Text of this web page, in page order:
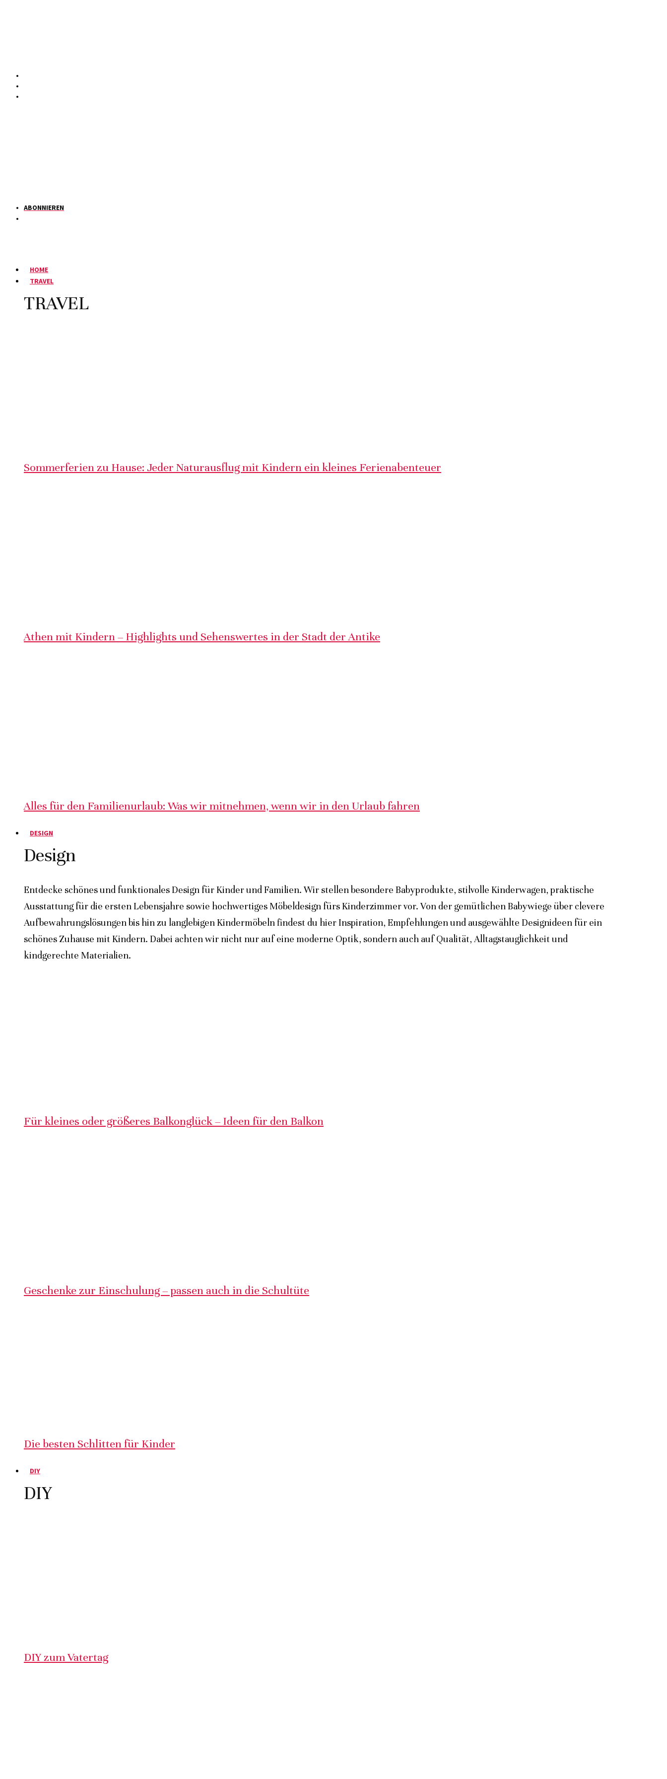
ABONNIEREN
HOME
TRAVEL
TRAVEL
Sommerferien zu Hause: Jeder Naturausflug mit Kindern ein kleines Ferienabenteuer
Athen mit Kindern – Highlights und Sehenswertes in der Stadt der Antike
Alles für den Familienurlaub: Was wir mitnehmen, wenn wir in den Urlaub fahren
DESIGN
Design
Entdecke schönes und funktionales Design für Kinder und Familien. Wir stellen besondere Babyprodukte, stilvolle Kinderwagen, praktische
Ausstattung für die ersten Lebensjahre sowie hochwertiges Möbeldesign fürs Kinderzimmer vor. Von der gemütlichen Babywiege über clevere
Aufbewahrungslösungen bis hin zu langlebigen Kindermöbeln findest du hier Inspiration, Empfehlungen und ausgewählte Designideen für ein
schönes Zuhause mit Kindern. Dabei achten wir nicht nur auf eine moderne Optik, sondern auch auf Qualität, Alltagstauglichkeit und
kindgerechte Materialien.
Für kleines oder größeres Balkonglück – Ideen für den Balkon
Geschenke zur Einschulung – passen auch in die Schultüte
Die besten Schlitten für Kinder
DIY
DIY
DIY zum Vatertag